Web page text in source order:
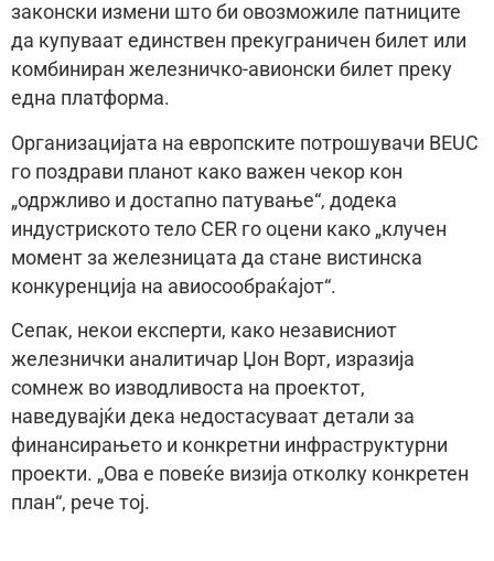
законски измени што би овозможиле патниците
да купуваат единствен прекуграничен билет или
комбиниран железничко-авионски билет преку
една платформа.
Организацијата на европските потрошувачи BEUC
го поздрави планот како важен чекор кон
„одржливо и достапно патување“, додека
индустриското тело CER го оцени како „клучен
момент за железницата да стане вистинска
конкуренција на авиосообраќајот“.
Сепак, некои експерти, како независниот
железнички аналитичар Џон Ворт, изразија
сомнеж во изводливоста на проектот,
наведувајќи дека недостасуваат детали за
финансирањето и конкретни инфраструктурни
проекти. „Ова е повеќе визија отколку конкретен
план“, рече тој.